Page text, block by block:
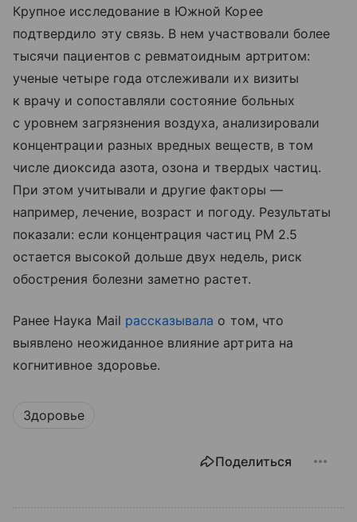
Крупное исследование в Южной Корее
подтвердило эту связь. В нем участвовали более
тысячи пациентов с ревматоидным артритом:
ученые четыре года отслеживали их визиты
к врачу и сопоставляли состояние больных
с уровнем загрязнения воздуха, анализировали
концентрации разных вредных веществ, в том
числе диоксида азота, озона и твердых частиц.
При этом учитывали и другие факторы —
например, лечение, возраст и погоду. Результаты
показали: если концентрация частиц PM 2.5
остается высокой дольше двух недель, риск
обострения болезни заметно растет.
Ранее Наука Mail рассказывала о том, что
выявлено неожиданное влияние артрита на
когнитивное здоровье.
Здоровье
Поделиться